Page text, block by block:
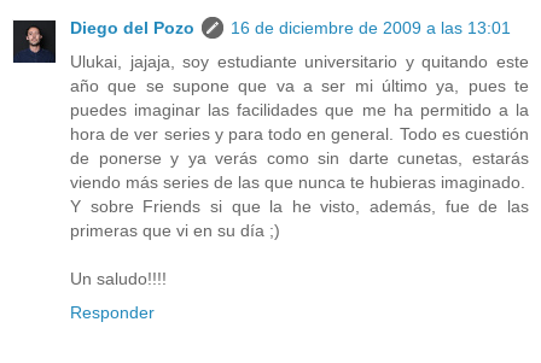
Diego del Pozo
16 de diciembre de 2009 a las 13:01
Ulukai, jajaja, soy estudiante universitario y quitando este
año que se supone que va a ser mi último ya, pues te
puedes imaginar las facilidades que me ha permitido a la
hora de ver series y para todo en general. Todo es cuestión
de ponerse y ya verás como sin darte cunetas, estarás
viendo más series de las que nunca te hubieras imaginado.
Y sobre Friends si que la he visto, además, fue de las
primeras que vi en su día ;)
Un saludo!!!!
Responder